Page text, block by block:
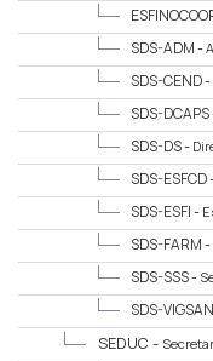
SDS-ADM -
SDS-CEND -
SDS-DCAPS
SDS-DS -
SDS-ESFCD
SDS-ESFI -
SDS-FARM -
SDS-SSS -
SDS-
SEDUC -